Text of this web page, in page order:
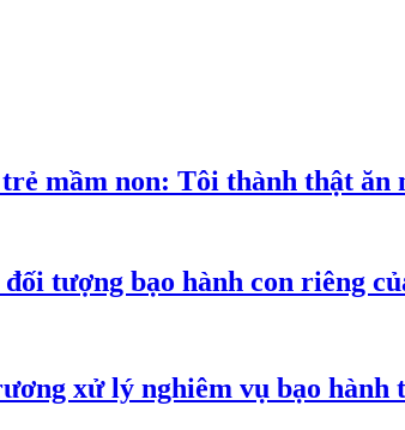
mầm non: Tôi thành thật ăn
tượng bạo hành con riêng
xử lý nghiêm vụ bạo